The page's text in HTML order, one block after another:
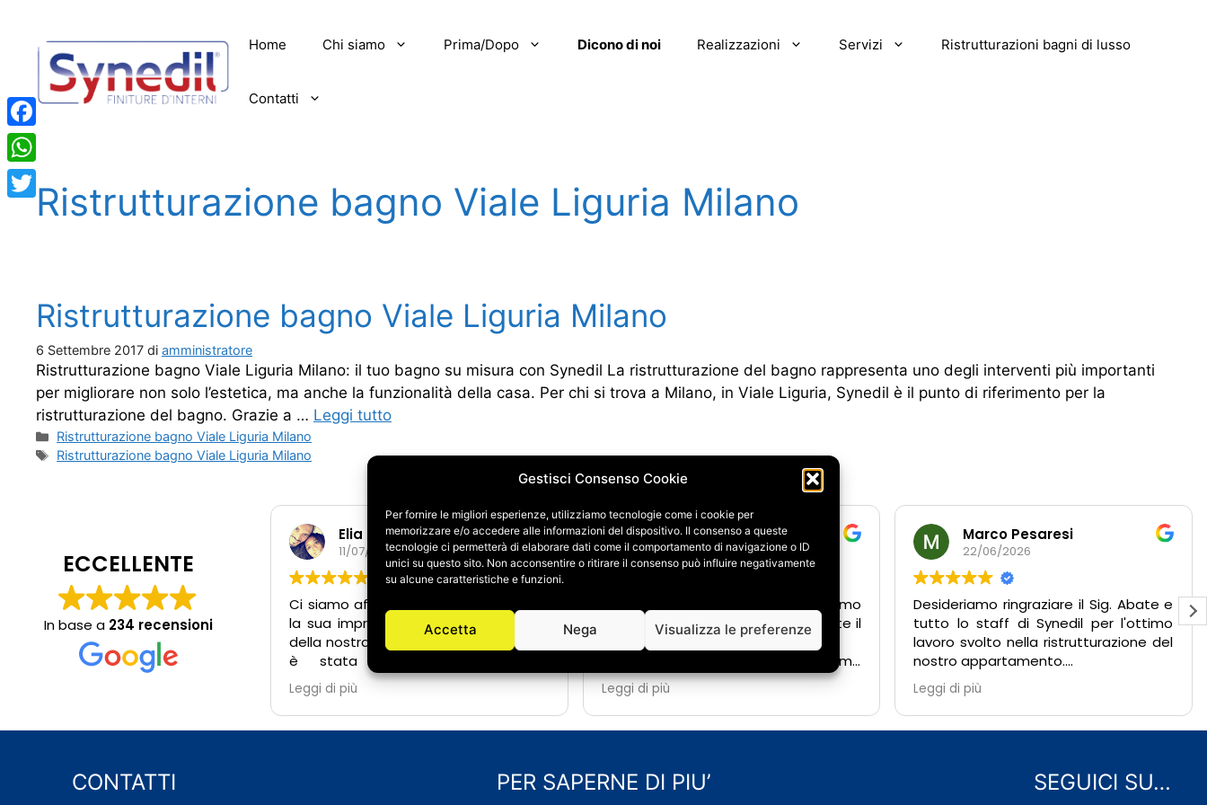
Gestisci Consenso Cookie
Per fornire le migliori esperienze, utilizziamo tecnologie come i cookie per
memorizzare e/o accedere alle informazioni del dispositivo. Il consenso a queste
tecnologie ci permetterà di elaborare dati come il comportamento di navigazione o ID
unici su questo sito. Non acconsentire o ritirare il consenso può influire negativamente
su alcune caratteristiche e funzioni.
Accetta Nega Visualizza le preferenze
contenuto
Home Chi siamo Prima/Dopo Dicono di noi Realizzazioni Servizi Ristrutturazioni bagni di lusso
Contatti
Ristrutturazione bagno Viale Liguria Milano
Ristrutturazione bagno Viale Liguria Milano
6 Settembre 2017 di amministratore
Ristrutturazione bagno Viale Liguria Milano: il tuo bagno su misura con Synedil La ristrutturazione del bagno rappresenta uno degli interventi più importanti
per migliorare non solo l’estetica, ma anche la funzionalità della casa. Per chi si trova a Milano, in Viale Liguria, Synedil è il punto di riferimento per la
ristrutturazione del bagno. Grazie a … Leggi tutto
Categorie
Ristrutturazione bagno Viale Liguria Milano
Tag
Ristrutturazione bagno Viale Liguria Milano
ECCELLENTE
In base a 234 recensioni
Elia e Irene Fagnani
11/07/2026
Ci siamo affidati a Salvatore Abate e
la sua impresa per la ristrutturazione
della nostra casa e possiamo dire che
è stata un’esperienza davvero
positiva. Fin dal primo contatto,
Salvatore si è dimostrato
estremamente disponibile: sempre
pronto a rispondere a domande e
lavoro, e attento a spiegare ogni fase
Leggi di più
Daniele Galbiati
24/06/2026
A causa di un imprevisto abbiamo
dovuto ristrutturare completamente il
primo bagno.
Essendoci trovati benissimo, abbiamo
affidato a loro anche il rifacimento
completo del secondo bagno, oltre a
diversi altri lavori di ristrutturazione e
manutenzione della casa.
estremamente disponibile,
professionale e competente,
Leggi di più
Marco Pesaresi
22/06/2026
Desideriamo ringraziare il Sig. Abate e
tutto lo staff di Synedil per l'ottimo
lavoro svolto nella ristrutturazione del
nostro appartamento.
Fin dal primo sopralluogo abbiamo
potuto apprezzare la professionalità,
competenza e disponibilità
dimostrate da tutto il team.
Abate è stato costantemente
presente, seguendo ogni fase con
Leggi di più
CONTATTI PER SAPERNE DI PIU’ SEGUICI SU…
Facebook
WhatsApp
Twitter